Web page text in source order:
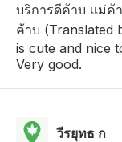
บริการดีค้าบ เเม่ค้
ค้าบ (Translated
is cute and nice
Very good.
วีรยุทธ ก